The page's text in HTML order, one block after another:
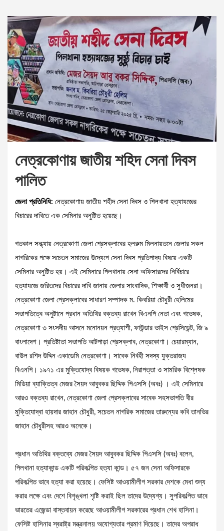
নেত্রকোণায় জাতীয় শহিদ সেনা দিবস
পালিত
জেলা প্রতিনিধি: নেত্রকোণায় জাতীয় শহীদ সেনা দিবস ও পিলখানা হত্যাযজ্ঞের
বিচারের দাবিতে এক সেমিনার অনুষ্টিত হয়েছে।
গতকাল সন্ধ্যায় নেত্রকোণা জেলা প্রেসক্লাবের হলরুম মিলনায়তনে জেলার সকল
নাগরিকের পক্ষে সচেতন সমাজের উদ্যেগে সেনা দিবস প্রতিপাদ্য বিষয়ে একটি
সেমিনার অনুষ্টিত হয়। এই সেমিনারে পিলখানায় সেনা অফিসারদের নির্বিচারে
হত্যাযজ্ঞে জরিতদের বিচারের দাবি জানায় জেলার সাংবাদিক, শিক্ষার্থী ও সুধীজনরা।
নেত্রকোণা জেলা প্রেসক্লাবের সাধারণ সম্পাদক ম. কিবরিয়া চৌধুরী হেলিমের
সভাপতিত্বে অনুষ্টানে প্রধান অতিথির বক্তব্য রাখেন বিএনপি নেতা এবং গভেষক,
নেত্রকোণা ৩ সংসদীয় আসনে মনোনয়ন প্রত্যাশী, ফাউন্ডার ভাইস প্রেসিডেন্ট, জি ৯
বাংলাদেশ। প্রতিষ্টাতা সভাপতি আটপাড়া প্রেসক্লাব, নেত্রকোণা। চেয়ারম্যান,
বাউল রশিদ উদ্দিন একাডেমি নেত্রকোণা। সাবেক নির্বহী সদস্য যুক্তরাজ্য
বিএনপি। ১৯৭১ এর মুক্তিযোদ্ব বিষয়ক গভেষক, নিরাপত্তা ও সামরিক বিশ্লেষক
মিডিয়া ব্যাক্তিত্ব মেজর সৈয়দ আবুবকর ছিদ্দিক পিএসসি (অবঃ) । এই সেমিনারে
আরও বক্তব্য রাখেন, নেত্রকোণা জেলা প্রেসক্লাবের সাবেক সহসভাপতি বীর
মুক্তিযোদ্বা হায়দার জাহান চৌধুরী, সচেতন নাগরিক সমাজের তারুন্যের কবি তানভির
জাহান চৌধুরীসহ আরও অনেকে।
প্রধান অতিথির বক্তব্যে মেজর সৈয়দ আবুবকর ছিদ্দিক পিএসসি (অবঃ) বলেন,
পিলখানা হত্যাকান্ড একটি পরিকল্পিত হত্যা কান্ড। ৫৭ জন সেনা অফিসারকে
পরিকল্পিত ভাবে হত্যা করা হয়েছে। ফেসিষ্ট আওয়ামীলীগ সরকার দেশকে মেধা শুন্য
করার লক্ষে এবং দেশে বিশৃঙ্খলা শৃষ্টি করাই ছিল তাদের উদ্যেশ্য। সুপরিকল্পিত ভাবে
ভারতের এজেন্ডা বাস্তবায়ন করেছে আওয়ামীলীগ সরকারের প্রধান শেখ হাসিনা।
ফেসিষ্ট হাসিনার স্বরাষ্ট্র মন্ত্রনালয় অযোগ্যতার প্রমাণ দিয়েছে। তাদের অপরাধ